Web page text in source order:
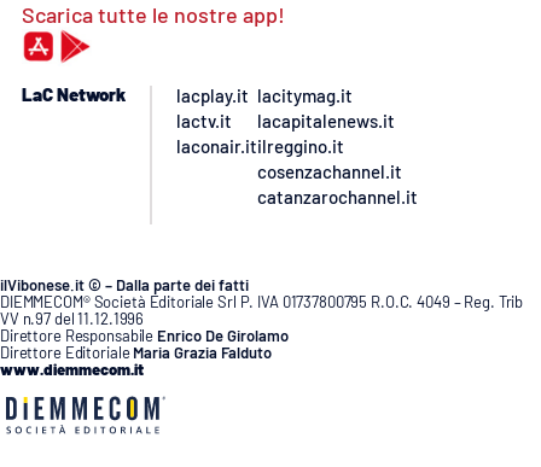
Scarica tutte le nostre app!
LaC Network
lacplay.it
lactv.it
laconair.it
lacitymag.it
lacapitalenews.it
ilreggino.it
cosenzachannel.it
catanzarochannel.it
ilVibonese.it © – Dalla parte dei fatti
DIEMMECOM® Società Editoriale Srl P. IVA 01737800795 R.O.C. 4049 – Reg. Trib
VV n.97 del 11.12.1996
Direttore Responsabile Enrico De Girolamo
Direttore Editoriale Maria Grazia Falduto
www.diemmecom.it